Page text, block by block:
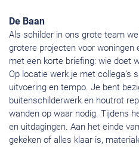
De Baan
Als schilder in ons grote team
grotere projecten voor woningen
met een korte briefing: wie doet
Op locatie werk je met collega’s
uitvoering en tempo. Je bent
buitenschilderwerk en houtrot
wanden op waar nodig. Tijdens
en uitdagingen. Aan het einde
gekeken of alles klaar is,